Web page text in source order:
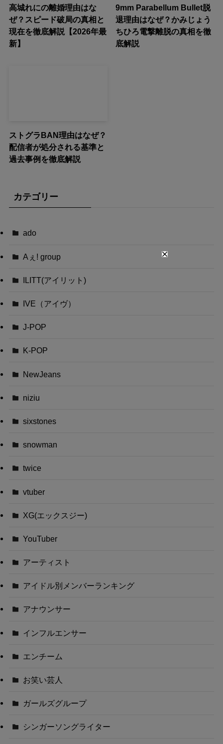
高城れにの離婚理由はな
ぜ？スピード破局の真相と
現在を徹底解説【2026年最
新】
9mm Parabellum Bullet脱
退理由はなぜ？かみじょう
ちひろ電撃離脱の真相を徹
底解説
ストグラBAN理由はなぜ？
配信者が処分される基準と
過去事例を徹底解説
カテゴリー
ado
Aぇ! group
ILITT(アイリット)
IVE（アイヴ）
J-POP
K-POP
NewJeans
niziu
sixstones
snowman
twice
vtuber
XG(エックスジー)
YouTuber
アーティスト
アイドル別メンバーランキング
アナウンサー
インフルエンサー
エンチーム
お笑い芸人
ガールズグループ
シンガーソングライター